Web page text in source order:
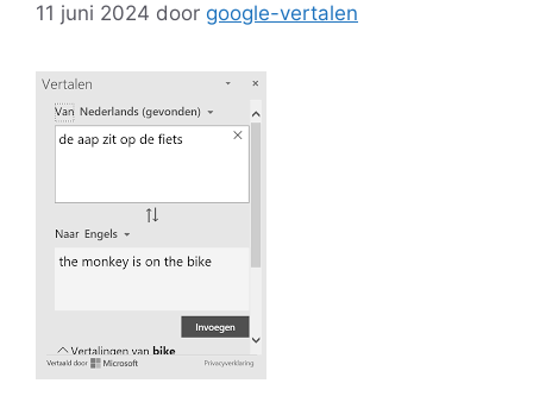
11 juni 2024 door google-vertalen